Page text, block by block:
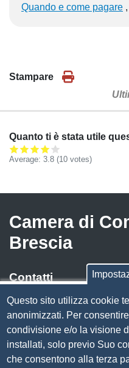
Quando e come pagare
Stampare
Quanto ti è stata utile
Average: 3.8 (10 votes)
Camera di
Brescia
Contatti
Via Luigi Einaudi, 23,
Tel. 030 37251
PEC
P.IVA 00859790172
C.F. 80013870177
Questo sito utilizza cookie
anonimizzati. Per
condivisione e/o la visione
installati, solo previo Suo
che consentono alla terza